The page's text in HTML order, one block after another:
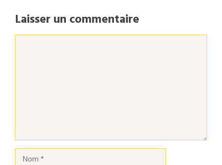
Laisser un commentaire
Nom